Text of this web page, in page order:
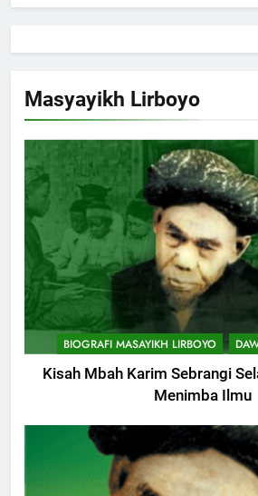
Pondok
Khutbah
Cerita Mimbar
Khutbah
Muharam
KHUTBAH
9
Khutbah
Mendapat
KHUTBAH
10
Khutbah
Yang Harus
Istri
Masyayikh Lirboyo
BIOGRAFI MASAYIKH LIRBOYO
Kisah Mbah Karim Sebrangi
Menimba Ilmu